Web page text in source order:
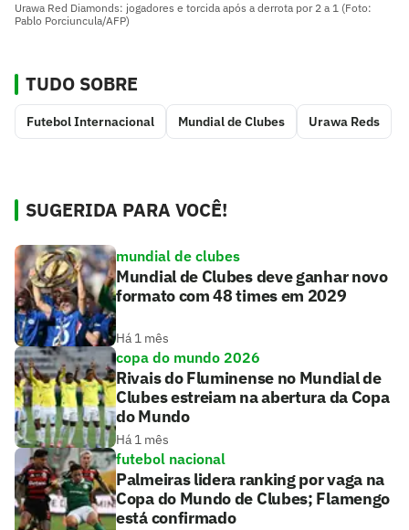
Urawa Red Diamonds: jogadores e torcida após a derrota por 2 a 1 (Foto:
Pablo Porciuncula/AFP)
TUDO SOBRE
Futebol Internacional Mundial de Clubes Urawa Reds
SUGERIDA PARA VOCÊ!
mundial de clubes
Mundial de Clubes deve ganhar novo
formato com 48 times em 2029
Há 1 mês
copa do mundo 2026
Rivais do Fluminense no Mundial de
Clubes estreiam na abertura da Copa
do Mundo
Há 1 mês
futebol nacional
Palmeiras lidera ranking por vaga na
Copa do Mundo de Clubes; Flamengo
está confirmado